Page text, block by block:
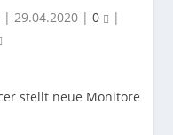
| 29.04.2020 | 0 |